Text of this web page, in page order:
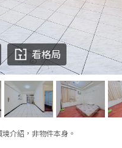
介紹，非物件本身。
看格局